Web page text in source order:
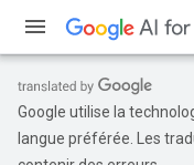
Google utilise la
langue préférée. Les